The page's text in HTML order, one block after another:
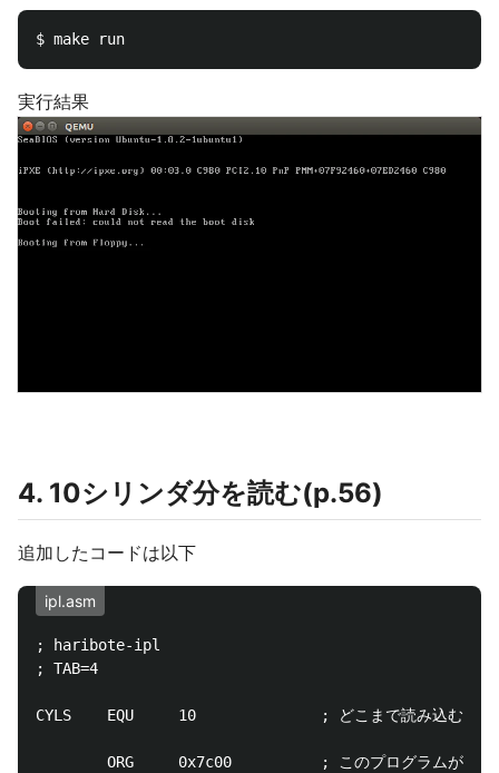
実行結果
4. 10シリンダ分を読む(p.56)
追加したコードは以下
ipl.asm
; haribote-ipl
; TAB=4
CYLS    EQU     10              ; どこまで読み込むか
ORG     0x7c00          ; このプログラムがメモ